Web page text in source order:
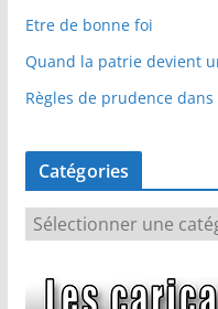
Etre de bonne foi
Quand la patrie devient
Règles de prudence dans
Catégories
a
é